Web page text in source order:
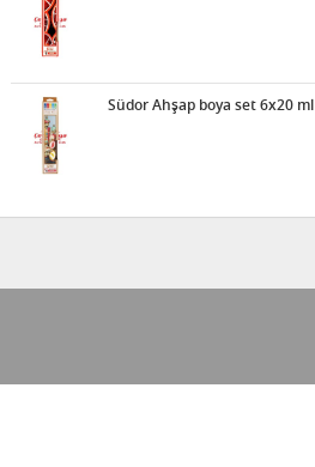
Südor Ahşap boya set 6x20 ml